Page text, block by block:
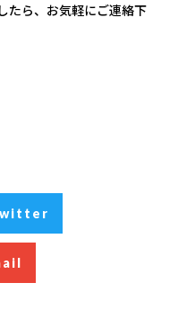
たら、お気軽にご連絡下